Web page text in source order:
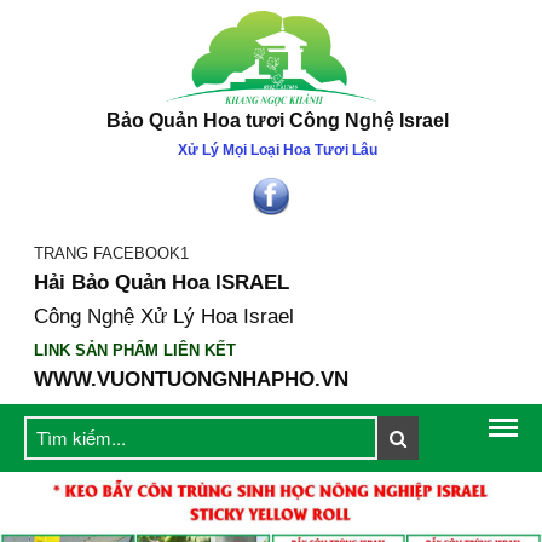
GIỚI THIỆU
Công ty Khang Ngọc Khánh
Bảo Quản Hoa tươi Công Nghệ Israel
Xử Lý Mọi Loại Hoa Tươi Lâu
TRANG FACEBOOK1
Hải Bảo Quản Hoa ISRAEL
Công Nghệ Xử Lý Hoa Israel
LINK SẢN PHẨM LIÊN KẾT
WWW.VUONTUONGNHAPHO.VN